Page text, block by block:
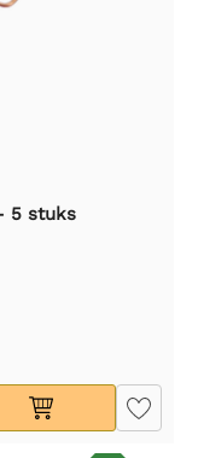
5 stuks